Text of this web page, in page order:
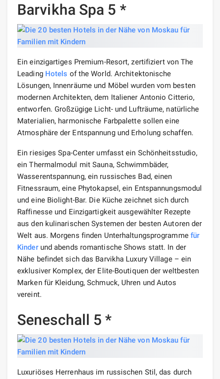
Barvikha Spa 5 *
Ein einzigartiges Premium-Resort, zertifiziert von The
Leading Hotels of the World. Architektonische
Lösungen, Innenräume und Möbel wurden vom besten
modernen Architekten, dem Italiener Antonio Citterio,
entworfen. Großzügige Licht- und Lufträume, natürliche
Materialien, harmonische Farbpalette sollen eine
Atmosphäre der Entspannung und Erholung schaffen.
Ein riesiges Spa-Center umfasst ein Schönheitsstudio,
ein Thermalmodul mit Sauna, Schwimmbäder,
Wasserentspannung, ein russisches Bad, einen
Fitnessraum, eine Phytokapsel, ein Entspannungsmodul
und eine Biolight-Bar. Die Küche zeichnet sich durch
Raffinesse und Einzigartigkeit ausgewählter Rezepte
aus den kulinarischen Systemen der besten Autoren der
Welt aus. Morgens finden Unterhaltungsprogramme für
Kinderund abends romantische Shows statt. In der
Nähe befindet sich das Barvikha Luxury Village – ein
exklusiver Komplex, der Elite-Boutiquen der weltbesten
Marken für Kleidung, Schmuck, Uhren und Autos
vereint.
Seneschall 5 *
Luxuriöses Herrenhaus im russischen Stil, das durch